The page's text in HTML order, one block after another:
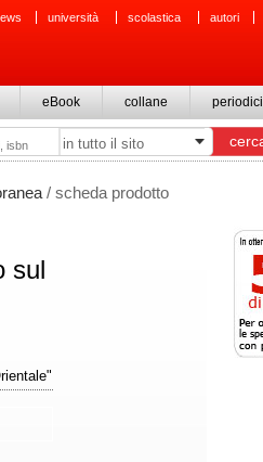
università scolastica autori
eBook collane periodici
/ scheda prodotto
sul